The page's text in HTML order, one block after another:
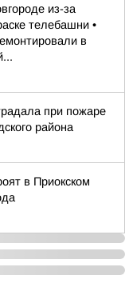
из-за
телебашни •
в
при пожаре
района
в Приокском